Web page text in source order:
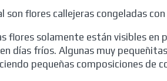
son flores callejeras congeladas con
flores solamente están visibles en
días fríos. Algunas muy
pequeñas composiciones de